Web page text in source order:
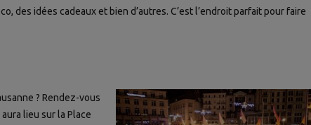
des idées cadeaux et bien d’autres. C’est l’endroit parfait pour faire
? Rendez-vous
lieu sur la Place